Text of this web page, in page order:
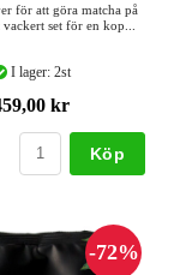
för att göra matcha på
set för en kop...
I lager: 2st
kr
Köp